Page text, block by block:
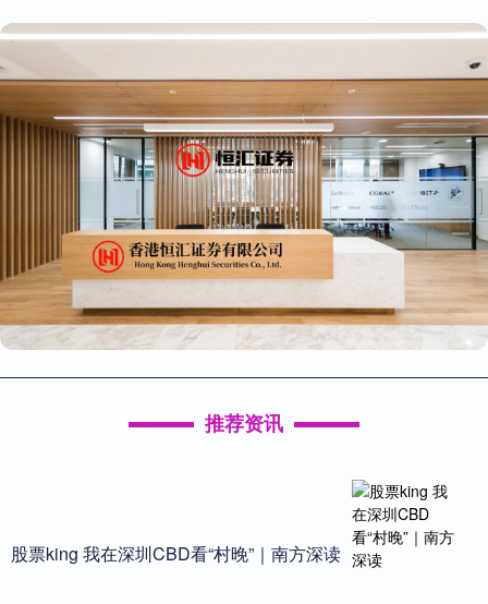
推荐资讯
股票king 我在深圳CBD看“村晚”｜南方深读